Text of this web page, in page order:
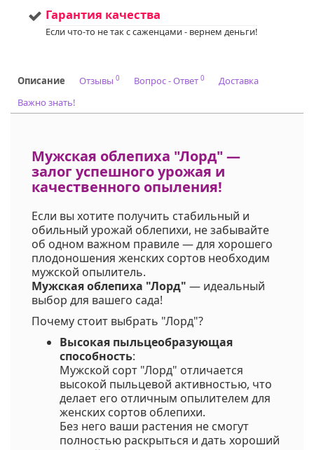
вашим садом. Запись
доступна. Если у вас
остались вопросы,
получения
дополнительной
Код на питомнике:
-
Гарантия качества
Если что-то не так с саженцами - вернем деньги!
Описание Отзывы 0 Вопрос - Ответ 0
Доставка
Важно знать!
Мужская облепиха "Лорд" —
залог успешного урожая и
качественного опыления!
Если вы хотите получить стабильный и
обильный урожай облепихи, не забывайте
об одном важном правиле — для хорошего
плодоношения женских сортов необходим
мужской опылитель.
Мужская облепиха "Лорд" — идеальный
выбор для вашего сада!
Почему стоит выбрать "Лорд"?
Высокая пыльцеобразующая
способность:
Мужской сорт "Лорд" отличается
высокой пыльцевой активностью, что
делает его отличным опылителем для
женских сортов облепихи.
Без него ваши растения не смогут
полностью раскрыться и дать хороший